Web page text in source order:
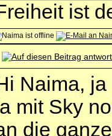
ist
Naima,
mit Sky
die